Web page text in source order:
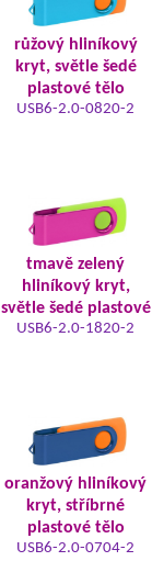
růžový hliníkový
kryt, světle šedé
plastové tělo
USB6-2.0-0820-2
tmavě zelený
hliníkový kryt,
světle šedé plastové
USB6-2.0-1820-2
oranžový hliníkový
kryt, stříbrné
plastové tělo
USB6-2.0-0704-2